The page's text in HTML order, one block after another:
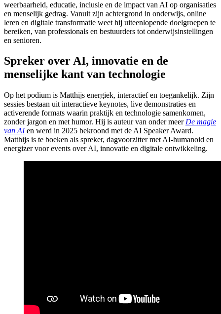
weerbaarheid, educatie, inclusie en de impact van AI op organisaties
en menselijk gedrag. Vanuit zijn achtergrond in onderwijs, online
leren en digitale transformatie weet hij uiteenlopende doelgroepen te
bereiken, van professionals en bestuurders tot onderwijsinstellingen
en senioren.
Spreker over AI, innovatie en de
menselijke kant van technologie
Op het podium is Matthijs energiek, interactief en toegankelijk. Zijn
sessies bestaan uit interactieve keynotes, live demonstraties en
activerende formats waarin praktijk en technologie samenkomen,
zonder jargon en met humor. Hij is auteur van onder meer De magie
van AIen werd in 2025 bekroond met de AI Speaker Award.
Matthijs is te boeken als spreker, dagvoorzitter met AI-humanoid en
energizer voor events over AI, innovatie en digitale ontwikkeling.